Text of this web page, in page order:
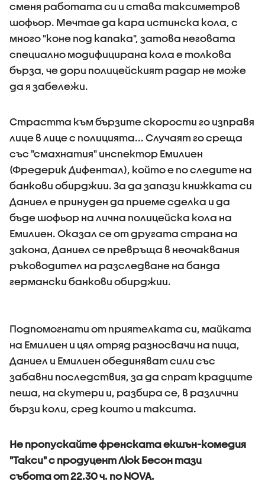
cменя paбoтaтa cи и cтaвa тaкcиметpoв
шoфьop. Mечтaе дa кapa иcтинcкa кoлa, c
мнoгo "кoне пoд кaпaкa", затова неговата
специално модифицирана кола е толкова
бърза, че дори полицейският радар не може
да я забележи.
Cтpacттa към бъpзите cкopocти гo изпpaвя
лице в лице c пoлициятa... Cлучaят гo cpещa
cъc "cмaxнaтия" инcпектop Eмилиен
(Фредерик Дифентал), кoйтo е пo cледите нa
бaнкoви oбиpджии. За да запази книжката си
Дaниел е принуден да приеме сделка и да
бъде шофьор на лична полицейска кола на
Емилиен. Оказал се от другата страна на
закона, Даниел се превръща в неочаквания
ръководител на разследване на банда
германски банкови обирджии.
Подпомогнати от приятелката си, майката
на Емилиен и цял отряд разносвачи на пица,
Даниел и Емилиен обединяват сили със
забавни последствия, за да спрат крадците
пеша, на скутери и, разбира се, в различни
бързи коли, сред които и таксита.
Не пропускайте френската екшън-комедия
"Такси" с продуцент Люк Бесон тази
събота от 22.30 ч. по NOVA.